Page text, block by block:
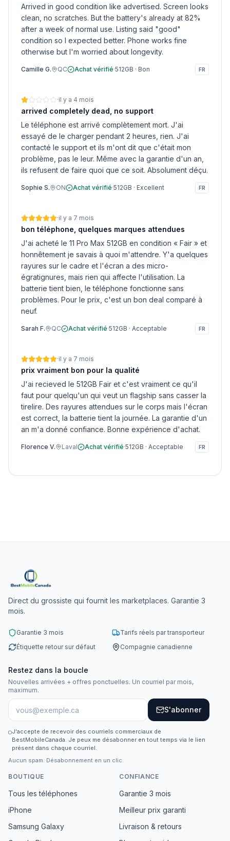
Arrived in good condition like advertised. Screen looks
clean, no scratches. But the battery's already at 82%
after a week of normal use. Listing said "good"
condition so I expected better. Phone works fine
otherwise but I'm worried about longevity.
Camille G. QC Achat vérifié·512GB · Bon FR
·il y a 4 mois
arrived completely dead, no support
Le téléphone est arrivé complètement mort. J'ai
essayé de le charger pendant 2 heures, rien. J'ai
contacté le support et ils m'ont dit que c'était mon
problème, pas le leur. Même avec la garantie d'un an,
ils refusent de faire quoi que ce soit. Absolument déçu.
Sophie S. ON Achat vérifié·512GB · Excellent FR
·il y a 7 mois
bon téléphone, quelques marques attendues
J'ai acheté le 11 Pro Max 512GB en condition « Fair » et
honnêtement je savais à quoi m'attendre. Y'a quelques
rayures sur le cadre et l'écran a des micro-
égratignures, mais rien qui affecte l'utilisation. La
batterie tient bien, le téléphone fonctionne sans
problèmes. Pour le prix, c'est un bon deal comparé à
neuf.
Sarah F. QC Achat vérifié·512GB · Acceptable FR
·il y a 7 mois
prix vraiment bon pour la qualité
J'ai recieved le 512GB Fair et c'est vraiment ce qu'il
faut pour quelqu'un qui veut un flagship sans casser la
tirelire. Des rayures attendues sur le corps mais l'écran
est correct, la batterie tient la journée. La garantie d'un
an m'a donné confiance. Bonne expérience d'achat.
Florence V. Laval Achat vérifié·512GB · Acceptable FR
Direct du grossiste qui fournit les marketplaces. Garantie 3
mois.
Garantie 3 mois
Tarifs réels par transporteur
Étiquette retour sur défaut
Compagnie canadienne
Restez dans la boucle
Nouvelles arrivées + offres ponctuelles. Un courriel par mois,
maximum.
S'abonner
J'accepte de recevoir des courriels commerciaux de
BestMobileCanada. Je peux me désabonner en tout temps via le lien
présent dans chaque courriel.
Aucun spam. Désabonnement en un clic.
BOUTIQUE
Tous les téléphones
iPhone
Samsung Galaxy
CONFIANCE
Garantie 3 mois
Meilleur prix garanti
Livraison & retours